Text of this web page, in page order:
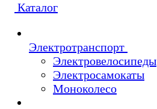
Каталог
Электротранспорт
Электровелосипеды
Электросамокаты
Моноколесо